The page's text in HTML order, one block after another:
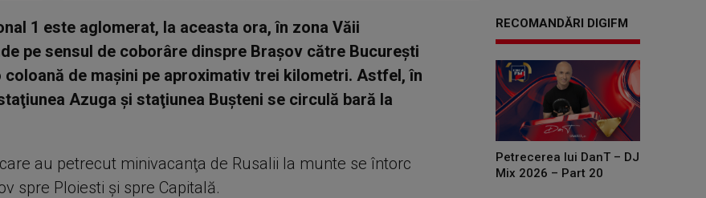
1 este aglomerat, la aceasta ora, în zona Văii
pe sensul de coborâre dinspre Braşov către Bucureşti
de maşini pe aproximativ trei kilometri. Astfel, în
Azuga şi staţiunea Buşteni se circulă bară la
au petrecut minivacanţa de Rusalii la munte se întorc
spre Ploiesti şi spre Capitală.
RECOMANDĂRI DIGIFM
Petrecerea lui DanT – DJ
Mix 2026 – Part 20